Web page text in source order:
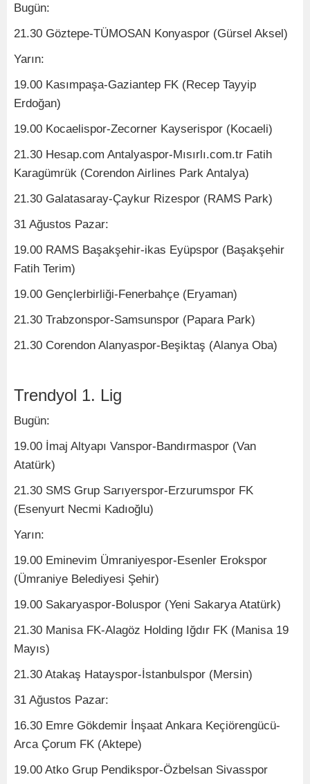
Bugün:
21.30 Göztepe-TÜMOSAN Konyaspor (Gürsel Aksel)
Yarın:
19.00 Kasımpaşa-Gaziantep FK (Recep Tayyip
Erdoğan)
19.00 Kocaelispor-Zecorner Kayserispor (Kocaeli)
21.30 Hesap.com Antalyaspor-Mısırlı.com.tr Fatih
Karagümrük (Corendon Airlines Park Antalya)
21.30 Galatasaray-Çaykur Rizespor (RAMS Park)
31 Ağustos Pazar:
19.00 RAMS Başakşehir-ikas Eyüpspor (Başakşehir
Fatih Terim)
19.00 Gençlerbirliği-Fenerbahçe (Eryaman)
21.30 Trabzonspor-Samsunspor (Papara Park)
21.30 Corendon Alanyaspor-Beşiktaş (Alanya Oba)
Trendyol 1. Lig
Bugün:
19.00 İmaj Altyapı Vanspor-Bandırmaspor (Van
Atatürk)
21.30 SMS Grup Sarıyerspor-Erzurumspor FK
(Esenyurt Necmi Kadıoğlu)
Yarın:
19.00 Eminevim Ümraniyespor-Esenler Erokspor
(Ümraniye Belediyesi Şehir)
19.00 Sakaryaspor-Boluspor (Yeni Sakarya Atatürk)
21.30 Manisa FK-Alagöz Holding Iğdır FK (Manisa 19
Mayıs)
21.30 Atakaş Hatayspor-İstanbulspor (Mersin)
31 Ağustos Pazar:
16.30 Emre Gökdemir İnşaat Ankara Keçiörengücü-
Arca Çorum FK (Aktepe)
19.00 Atko Grup Pendikspor-Özbelsan Sivasspor